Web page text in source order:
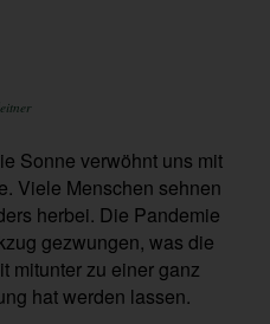
Sonne verwöhnt uns mit
Viele Menschen sehnen
herbei. Die Pandemie
gezwungen, was die
mitunter zu einer ganz
hat werden lassen.